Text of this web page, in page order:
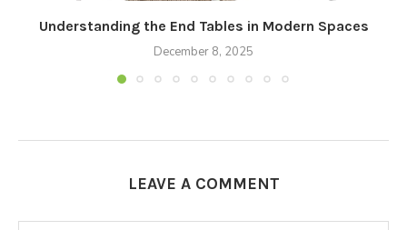
Understanding the End Tables in Modern Spaces
December 8, 2025
LEAVE A COMMENT